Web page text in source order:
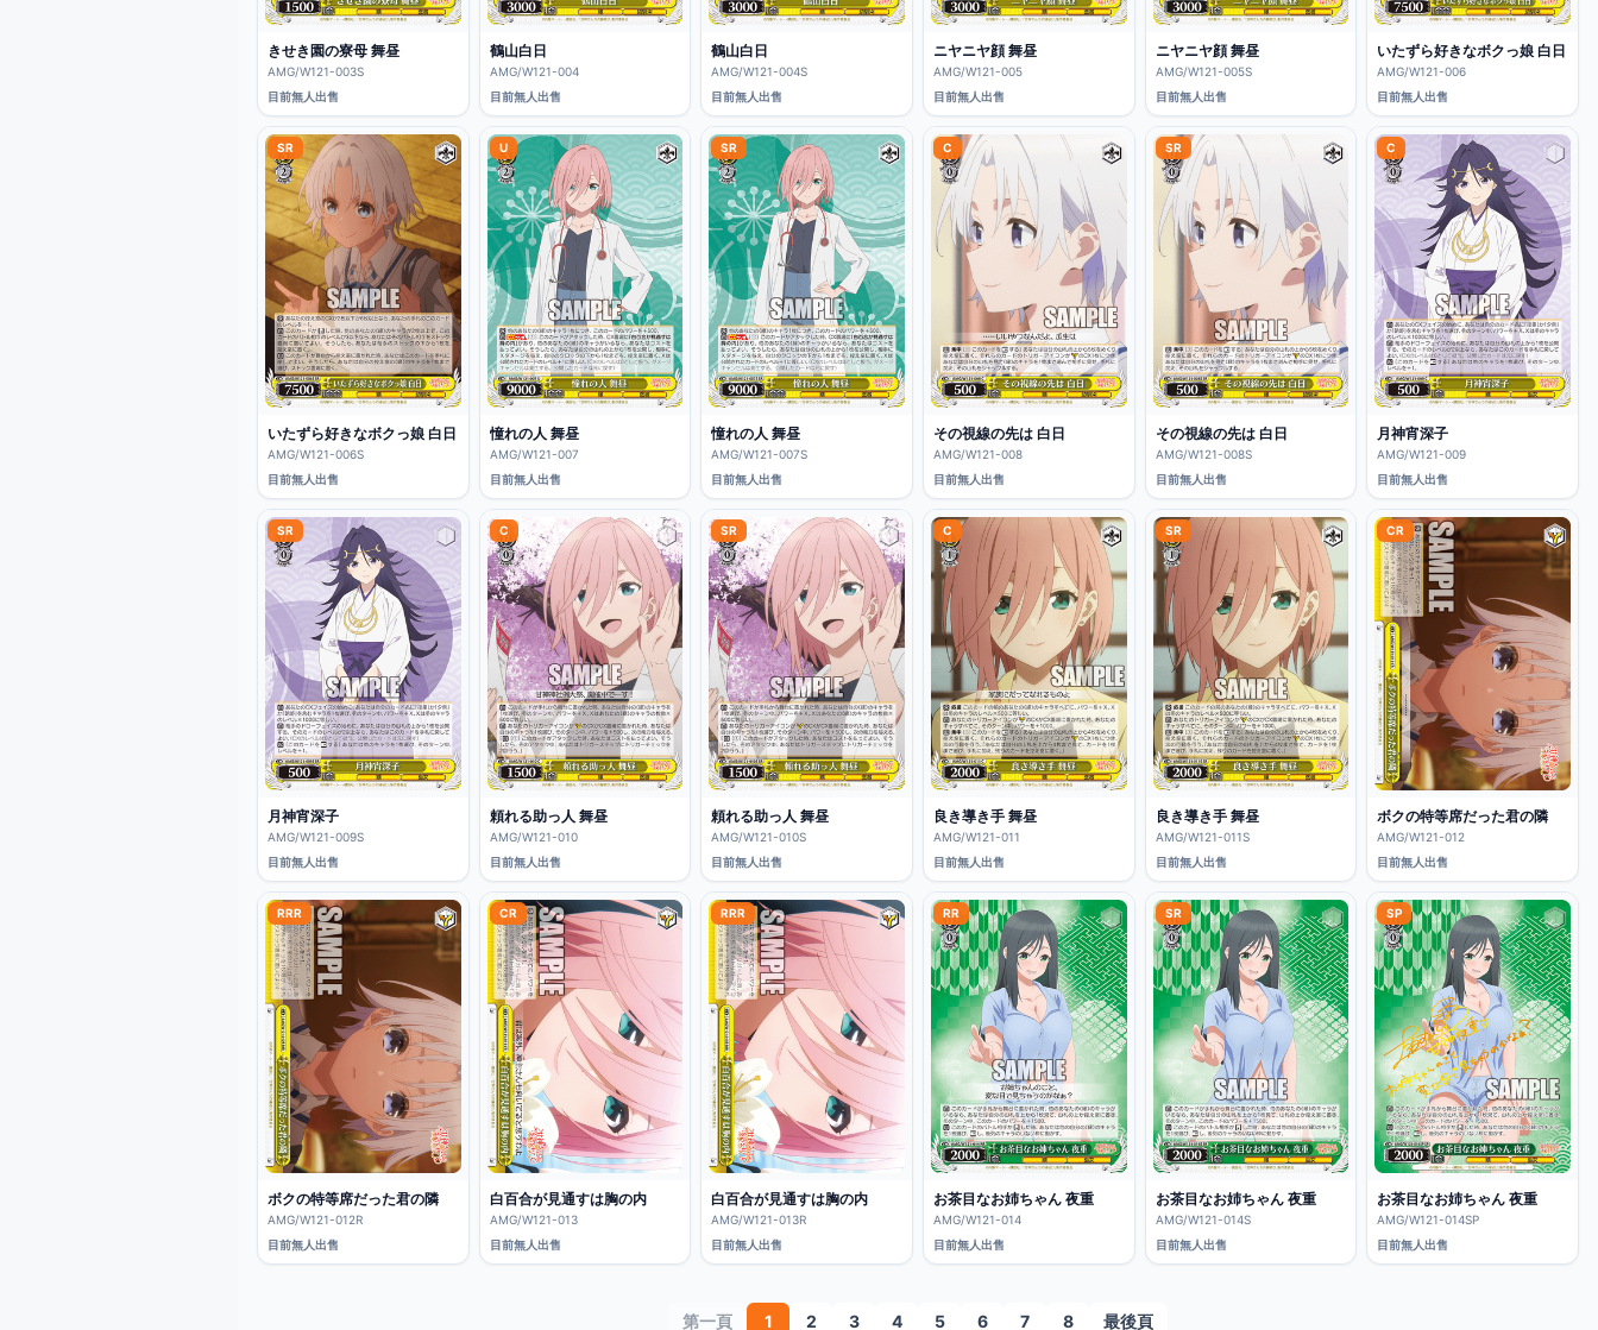
きせき園の寮母 舞昼
AMG/W121-003S
目前無人出售
鶴山白日
AMG/W121-004
目前無人出售
鶴山白日
AMG/W121-004S
目前無人出售
ニヤニヤ顔 舞昼
AMG/W121-005
目前無人出售
ニヤニヤ顔 舞昼
AMG/W121-005S
目前無人出售
いたずら好きなボクっ娘 白日
AMG/W121-006
目前無人出售
SR
いたずら好きなボクっ娘 白日
AMG/W121-006S
目前無人出售
U
憧れの人 舞昼
AMG/W121-007
目前無人出售
SR
憧れの人 舞昼
AMG/W121-007S
目前無人出售
C
その視線の先は 白日
AMG/W121-008
目前無人出售
SR
その視線の先は 白日
AMG/W121-008S
目前無人出售
C
月神宵深子
AMG/W121-009
目前無人出售
SR
月神宵深子
AMG/W121-009S
目前無人出售
C
頼れる助っ人 舞昼
AMG/W121-010
目前無人出售
SR
頼れる助っ人 舞昼
AMG/W121-010S
目前無人出售
C
良き導き手 舞昼
AMG/W121-011
目前無人出售
SR
良き導き手 舞昼
AMG/W121-011S
目前無人出售
CR
ボクの特等席だった君の隣
AMG/W121-012
目前無人出售
RRR
ボクの特等席だった君の隣
AMG/W121-012R
目前無人出售
CR
白百合が見通すは胸の内
AMG/W121-013
目前無人出售
RRR
白百合が見通すは胸の内
AMG/W121-013R
目前無人出售
RR
お茶目なお姉ちゃん 夜重
AMG/W121-014
目前無人出售
SR
お茶目なお姉ちゃん 夜重
AMG/W121-014S
目前無人出售
SP
お茶目なお姉ちゃん 夜重
AMG/W121-014SP
目前無人出售
第一頁 1 2 3 4 5 6 7 8 最後頁